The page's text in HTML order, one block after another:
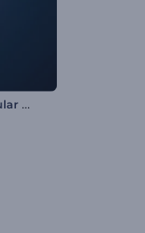
Rivelazione del logo Specular Flow